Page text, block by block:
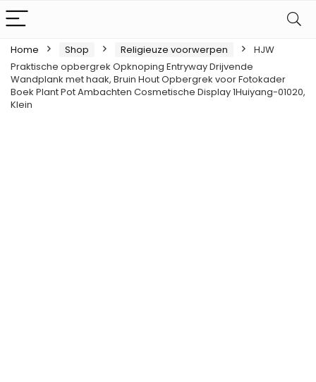
Home Shop Religieuze voorwerpen
HJW
Praktische opbergrek Opknoping Entryway Drijvende
Wandplank met haak, Bruin Hout Opbergrek voor Fotokader
Boek Plant Pot Ambachten Cosmetische Display 1Huiyang-01020,
Klein